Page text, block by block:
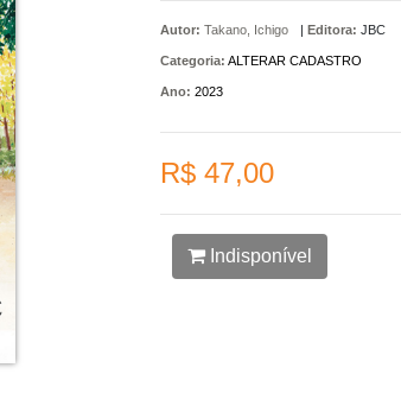
Autor: Takano, Ichigo | Editora: JBC
Categoria: ALTERAR CADASTRO
Ano: 2023
R$ 47,00
Indisponível